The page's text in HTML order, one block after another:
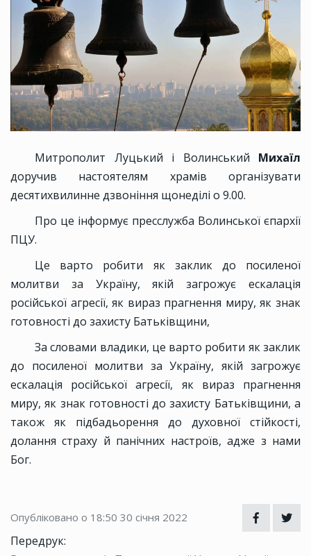
Митрополит Луцький і Волинський Михаїл
доручив настоятелям храмів організувати
десятихвилинне дзвоніння щонеділі о 9.00.
Про це інформує пресслужба Волинської єпархії
ПЦУ.
Це варто робити як заклик до посиленої
молитви за Україну, якій загрожує ескалація
російської агресії, як вираз прагнення миру, як знак
готовності до захисту Батьківщини,
За словами владики, це варто робити як заклик
до посиленої молитви за Україну, якій загрожує
ескалація російської агресії, як вираз прагнення
миру, як знак готовності до захисту Батьківщини, а
також як підбадьорення до духовної стійкості,
долання страху й панічних настроїв, адже з нами
Бог.
Опубліковано о 18:50 30 січня 2022
Передрук: